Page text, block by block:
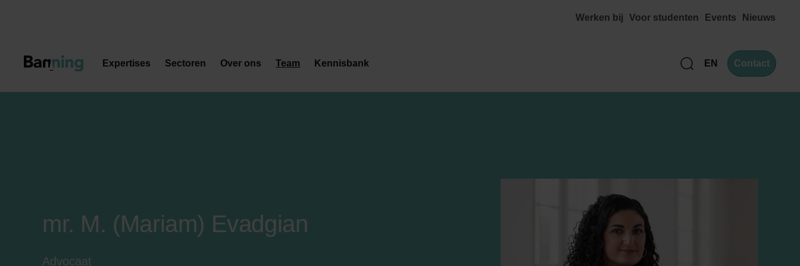
Werken bij Voor studenten Events Nieuws
ZoekEN Contact
Expertises Sectoren Over ons Team Kennisbank
mr. M. (Mariam) Evadgian
Advocaat